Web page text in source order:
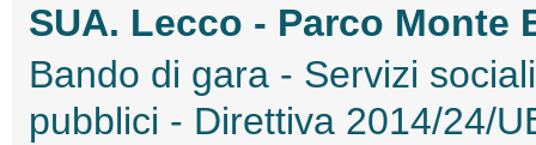
SUA. Lecco - Parco Monte
Bando di gara - Servizi
pubblici - Direttiva 2014/24/